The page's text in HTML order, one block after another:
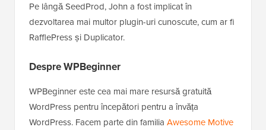
Pe lângă SeedProd, John a fost implicat în
dezvoltarea mai multor plugin-uri cunoscute, cum ar fi
RafflePress și Duplicator.
Despre WPBeginner
WPBeginner este cea mai mare resursă gratuită
WordPress pentru începători pentru a învăța
WordPress. Facem parte din familia Awesome Motive